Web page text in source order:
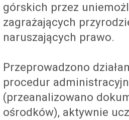
górskich przez
zagrażających
naruszających prawo.
Przeprowadzono
procedur
(przeanalizowano
ośrodków), aktywnie